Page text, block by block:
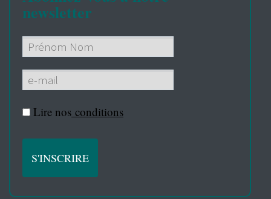
newsletter
Lire nos conditions